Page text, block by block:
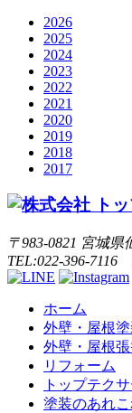
2026
2025
2024
2023
2022
2021
2020
2019
2018
2017
〒983-0821 宮城
TEL:022-396-7116
ホーム
外壁・屋根塗
外壁・屋根
リフォーム
トップテク
塗装のあれ